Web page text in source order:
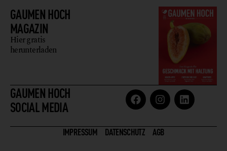
GAUMEN HOCH
MAGAZIN
Hier gratis
herunterladen
GAUMEN HOCH
SOCIAL MEDIA
IMPRESSUM DATENSCHUTZ AGB